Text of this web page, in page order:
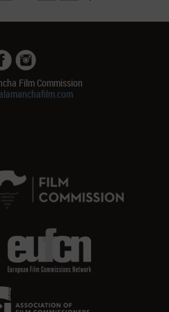
Film Commission